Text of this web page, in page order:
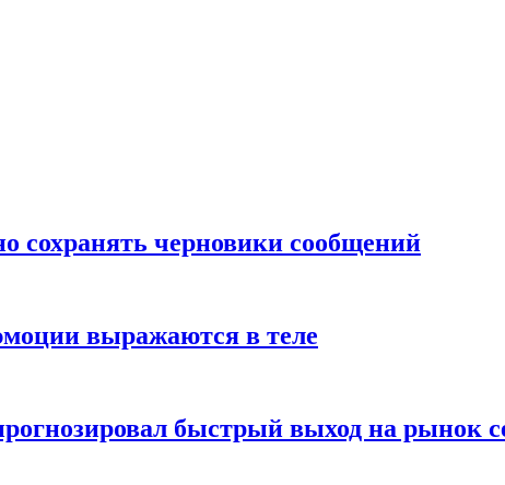
сохранять черновики сообщений
выражаются в теле
быстрый выход на рынок